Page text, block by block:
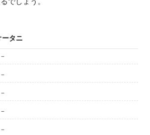
ータニ
－
－
－
－
－